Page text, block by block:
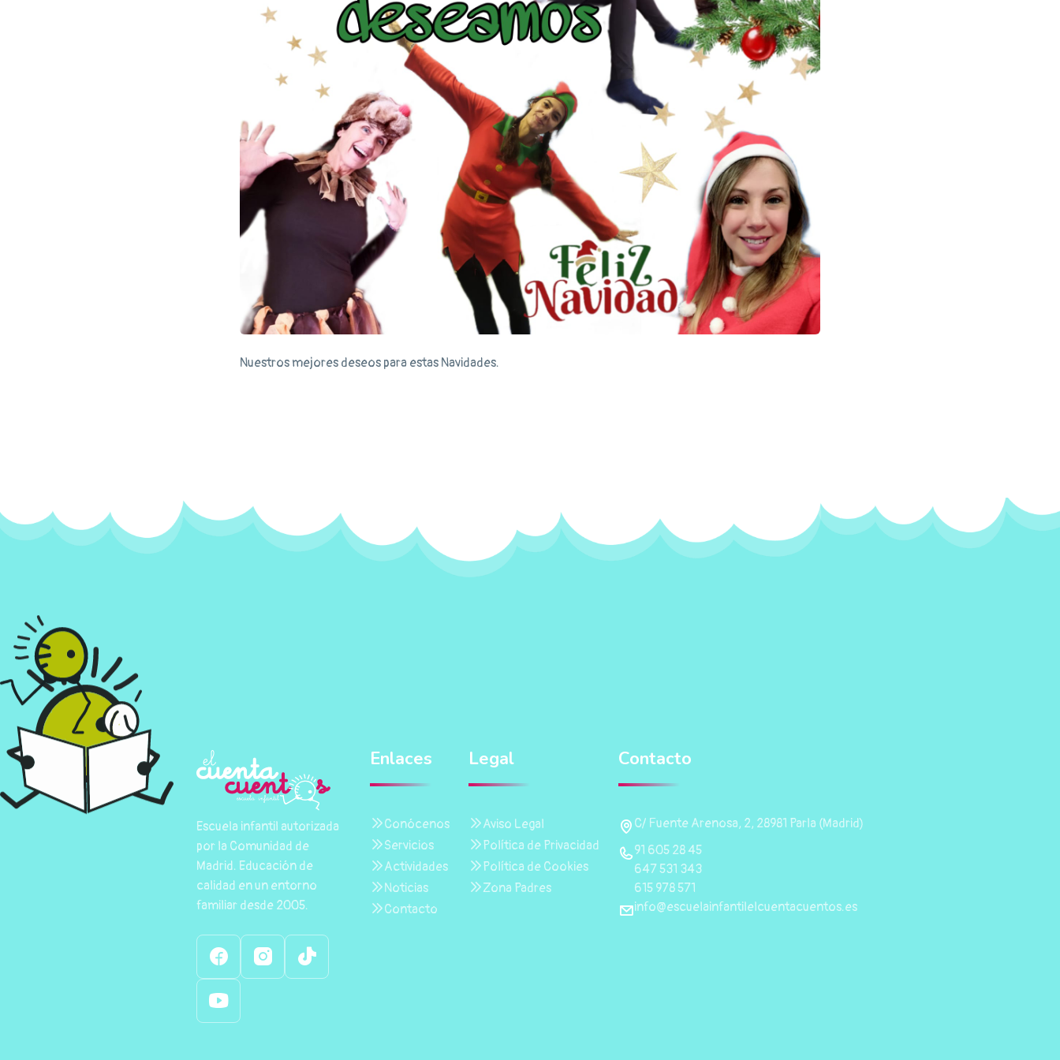
Nuestros mejores deseos para estas Navidades.
Escuela infantil autorizada
por la Comunidad de
Madrid. Educación de
calidad en un entorno
familiar desde 2005.
Enlaces
Conócenos
Servicios
Actividades
Noticias
Contacto
Legal
Aviso Legal
Política de Privacidad
Política de Cookies
Zona Padres
Contacto
C/ Fuente Arenosa, 2, 28981 Parla (Madrid)
91 605 28 45
647 531 343
615 978 571
info@escuelainfantilelcuentacuentos.es